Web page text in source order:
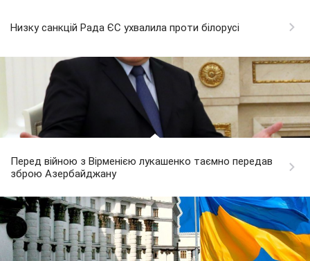
Низку санкцій Рада ЄС ухвалила проти білорусі
Перед війною з Вірменією лукашенко таємно передав
зброю Азербайджану